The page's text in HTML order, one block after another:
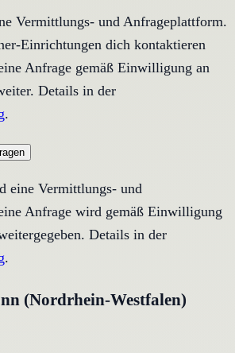
Vermittlungs- und Anfrageplattform.
Einrichtungen dich kontaktieren
Anfrage gemäß Einwilligung an
Details in der
.
eine Vermittlungs- und
Anfrage wird gemäß Einwilligung
Details in der
.
(Nordrhein-Westfalen)